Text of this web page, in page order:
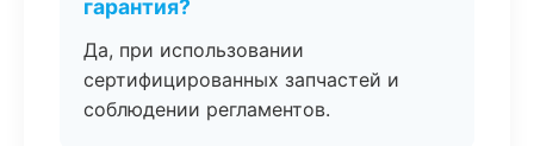
гарантия?
Да, при использовании
сертифицированных запчастей и
соблюдении регламентов.